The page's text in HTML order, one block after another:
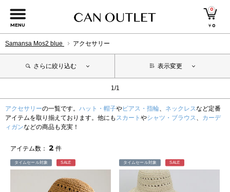
MENU
0
￥0
Samansa Mos2 blue アクセサリー
さらに絞り込む 表示変更
1/1
アクセサリーの一覧です。 ハット・帽子やピアス・指輪、 ネックレスなど定番
アイテムを取り揃えております。他にも スカート やシャツ・ブラウス、 カーデ
ィガンなどの商品も充実！
アイテム数： 2 件
タイムセール対象 SALE タイムセール対象 SALE